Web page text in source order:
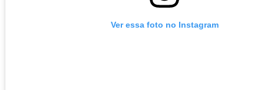
Ver essa foto no Instagram